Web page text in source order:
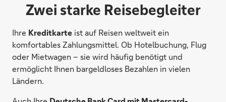
Zwei starke Reisebegleiter
Ihre Kreditkarte ist auf Reisen weltweit ein
komfortables Zahlungsmittel. Ob Hotelbuchung, Flug
oder Mietwagen – sie wird häufig benötigt und
ermöglicht Ihnen bargeldloses Bezahlen in vielen
Ländern.